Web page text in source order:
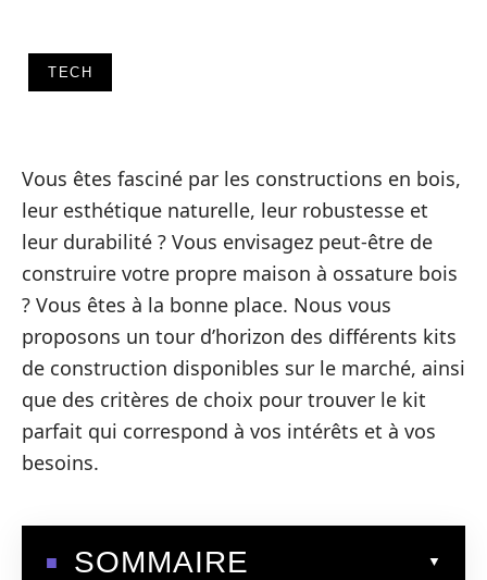
TECH
Vous êtes fasciné par les constructions en bois,
leur esthétique naturelle, leur robustesse et
leur durabilité ? Vous envisagez peut-être de
construire votre propre maison à ossature bois
? Vous êtes à la bonne place. Nous vous
proposons un tour d’horizon des différents kits
de construction disponibles sur le marché, ainsi
que des critères de choix pour trouver le kit
parfait qui correspond à vos intérêts et à vos
besoins.
SOMMAIRE